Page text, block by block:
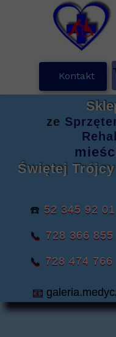
📧
Kontakt
☎️ 52 345 92 01
📞 728 366 855
📞 728 474 766
ze
Świętej Trójcy